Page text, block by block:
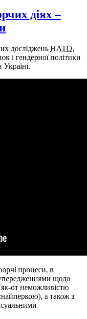
діях –
досліджень НАТО,
і гендерної політики
процеси, в
упередженнями щодо
от неможливістю
а також з